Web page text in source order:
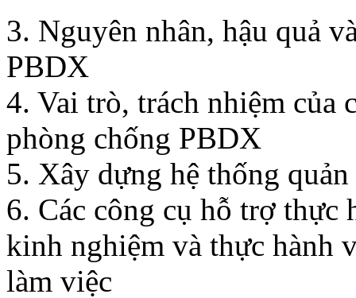
3. Nguyên nhân, hậu quả
PBDX
4. Vai trò, trách nhiệm của
phòng chống PBDX
5. Xây dựng hệ thống
6. Các công cụ hỗ trợ thực
kinh nghiệm và thực hành
làm việc